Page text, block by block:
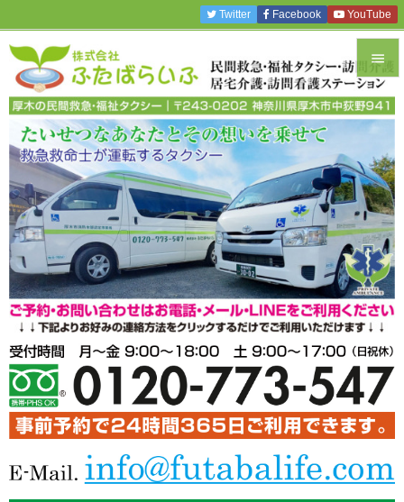


メニュ
サイド

前へ

次へ

検索
Twitter Facebook YouTube